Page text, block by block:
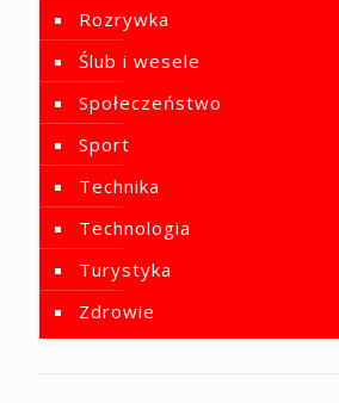
Rozrywka
Ślub i wesele
Społeczeństwo
Sport
Technika
Technologia
Turystyka
Zdrowie